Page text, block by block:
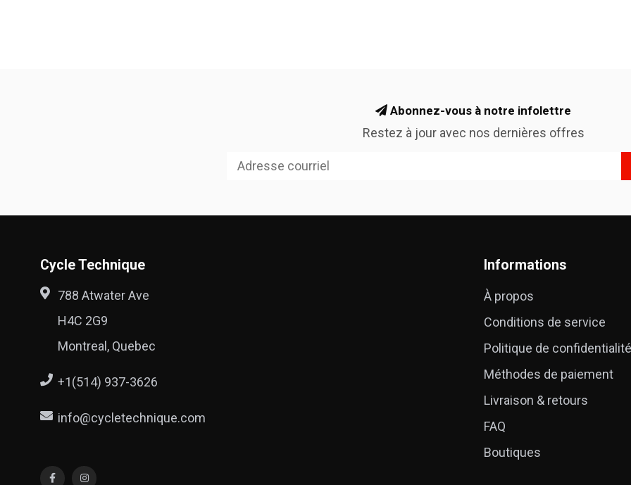
Abonnez-vous à notre infolettre
Restez à jour avec nos dernières offres
Cycle Technique
788 Atwater Ave
H4C 2G9
Montreal, Quebec
+1(514) 937-3626
info@cycletechnique.com
Informations
À propos
Conditions de service
Politique de confidentialité
Méthodes de paiement
Livraison & retours
FAQ
Boutiques